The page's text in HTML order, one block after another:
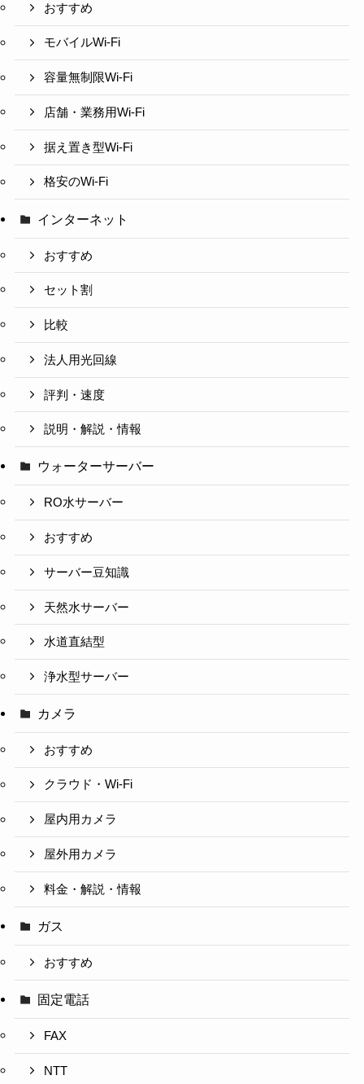
おすすめ
モバイルWi-Fi
容量無制限Wi-Fi
店舗・業務用Wi-Fi
据え置き型Wi-Fi
格安のWi-Fi
インターネット
おすすめ
セット割
比較
法人用光回線
評判・速度
説明・解説・情報
ウォーターサーバー
RO水サーバー
おすすめ
サーバー豆知識
天然水サーバー
水道直結型
浄水型サーバー
カメラ
おすすめ
クラウド・Wi-Fi
屋内用カメラ
屋外用カメラ
料金・解説・情報
ガス
おすすめ
固定電話
FAX
NTT